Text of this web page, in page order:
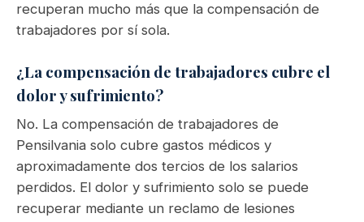
recuperan mucho más que la compensación de
trabajadores por sí sola.
¿La compensación de trabajadores cubre el
dolor y sufrimiento?
No. La compensación de trabajadores de
Pensilvania solo cubre gastos médicos y
aproximadamente dos tercios de los salarios
perdidos. El dolor y sufrimiento solo se puede
recuperar mediante un reclamo de lesiones